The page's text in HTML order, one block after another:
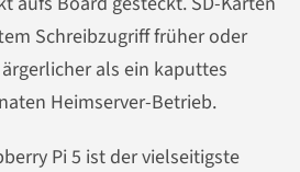
Schreibzugriff früher oder
als ein kaputtes
Heimserver-Betrieb.
Pi 5 ist der vielseitigste